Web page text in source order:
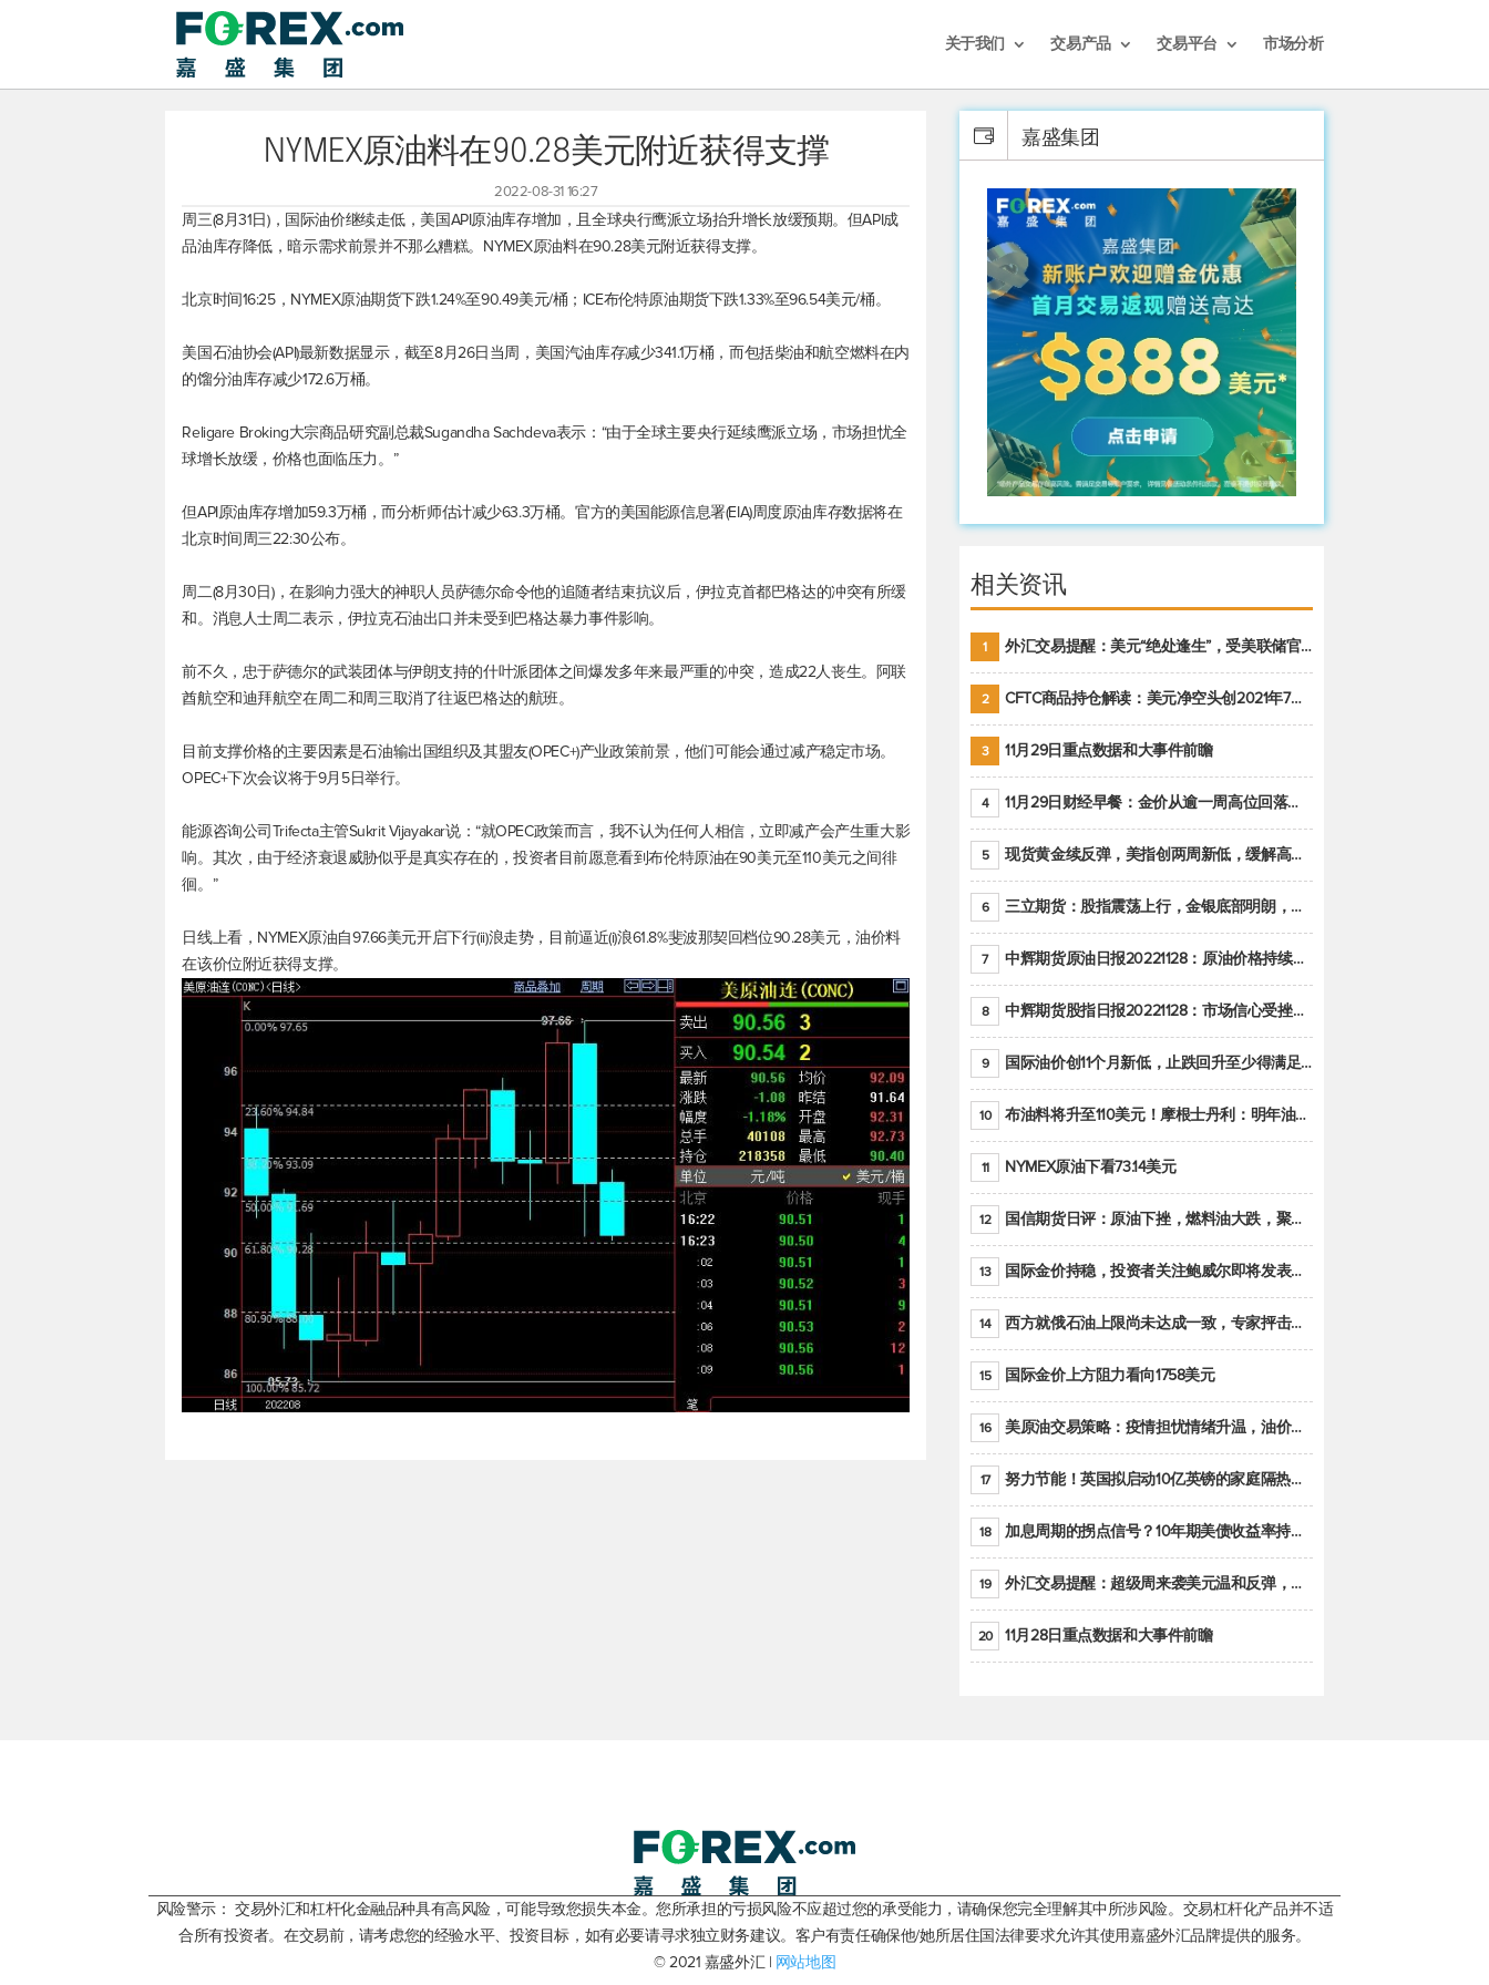
关于我们 交易产品 交易平台 市场分析
NYMEX原油料在90.28美元附近获得支撑
2022-08-31 16:27
周三(8月31日)，国际油价继续走低，美国API原油库存增加，且全球央行鹰派立场抬升增长放缓预期。但API成
品油库存降低，暗示需求前景并不那么糟糕。NYMEX原油料在90.28美元附近获得支撑。
北京时间16:25，NYMEX原油期货下跌1.24%至90.49美元/桶；ICE布伦特原油期货下跌1.33%至96.54美元/桶。
美国石油协会(API)最新数据显示，截至8月26日当周，美国汽油库存减少341.1万桶，而包括柴油和航空燃料在内
的馏分油库存减少172.6万桶。
Religare Broking大宗商品研究副总裁Sugandha Sachdeva表示：“由于全球主要央行延续鹰派立场，市场担忧全
球增长放缓，价格也面临压力。”
但API原油库存增加59.3万桶，而分析师估计减少63.3万桶。官方的美国能源信息署(EIA)周度原油库存数据将在
北京时间周三22:30公布。
周二(8月30日)，在影响力强大的神职人员萨德尔命令他的追随者结束抗议后，伊拉克首都巴格达的冲突有所缓
和。消息人士周二表示，伊拉克石油出口并未受到巴格达暴力事件影响。
前不久，忠于萨德尔的武装团体与伊朗支持的什叶派团体之间爆发多年来最严重的冲突，造成22人丧生。阿联
酋航空和迪拜航空在周二和周三取消了往返巴格达的航班。
目前支撑价格的主要因素是石油输出国组织及其盟友(OPEC+)产业政策前景，他们可能会通过减产稳定市场。
OPEC+下次会议将于9月5日举行。
能源咨询公司Trifecta主管Sukrit Vijayakar说：“就OPEC政策而言，我不认为任何人相信，立即减产会产生重大影
响。其次，由于经济衰退威胁似乎是真实存在的，投资者目前愿意看到布伦特原油在90美元至110美元之间徘
徊。”
日线上看，NYMEX原油自97.66美元开启下行(ii)浪走势，目前逼近(i)浪61.8%斐波那契回档位90.28美元，油价料
在该价位附近获得支撑。
嘉盛集团
相关资讯
1 外汇交易提醒：美元“绝处逢生”，受美联储官员鹰派讲话支撑
2 CFTC商品持仓解读：美元净空头创2021年7月以来最大，黄金期货投机性净多头头寸减少
3 11月29日重点数据和大事件前瞻
4 11月29日财经早餐：金价从逾一周高位回落，美联储官员重申鹰派立场推动美元回升
5 现货黄金续反弹，美指创两周新低，缓解高通胀美国须治本
6 三立期货：股指震荡上行，金银底部明朗，原油偏弱走势(20221128收评)
7 中辉期货原油日报20221128：原油价格持续下降，市场关注OPEC+新一轮产能政策
8 中辉期货股指日报20221128：市场信心受挫，股指全线回调
9 国际油价创11个月新低，止跌回升至少得满足二大条件之一
10 布油料将升至110美元！摩根士丹利：明年油市面临七大不确定性
11 NYMEX原油下看73.14美元
12 国信期货日评：原油下挫，燃料油大跌，聚烯烃谨慎回调
13 国际金价持稳，投资者关注鲍威尔即将发表的讲话
14 西方就俄石油上限尚未达成一致，专家抨击限价是无用功
15 国际金价上方阻力看向1758美元
16 美原油交易策略：疫情担忧情绪升温，油价跌创年内新低
17 努力节能！英国拟启动10亿英镑的家庭隔热工程 减少能源消耗
18 加息周期的拐点信号？10年期美债收益率持续低于联邦基金利率目标区间
19 外汇交易提醒：超级周来袭美元温和反弹，警惕筑底可能性
20 11月28日重点数据和大事件前瞻
风险警示： 交易外汇和杠杆化金融品种具有高风险，可能导致您损失本金。您所承担的亏损风险不应超过您的承受能力，请确保您完全理解其中所涉风险。交易杠杆化产品并不适
合所有投资者。在交易前，请考虑您的经验水平、投资目标，如有必要请寻求独立财务建议。客户有责任确保他/她所居住国法律要求允许其使用嘉盛外汇品牌提供的服务。
© 2021 嘉盛外汇 | 网站地图